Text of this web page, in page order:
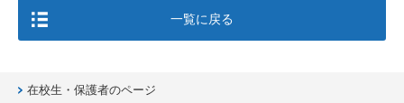
一覧に戻る
在校生・保護者のページ